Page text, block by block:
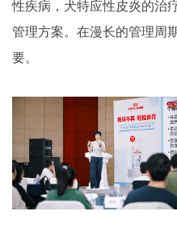
性疾病，犬特应性皮炎的治
管理方案。在漫长的管理周
要。